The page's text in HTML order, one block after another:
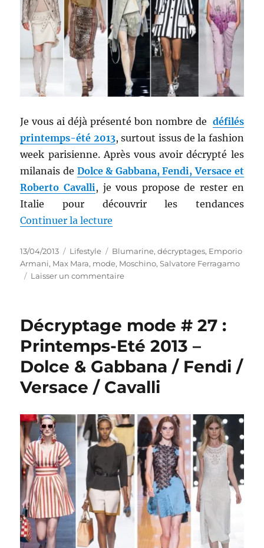
Je vous ai déjà présenté bon nombre de défilés
printemps-été 2013, surtout issus de la fashion
week parisienne. Après vous avoir décrypté les
milanais de Dolce & Gabbana, Fendi, Versace et
Roberto Cavalli , je vous propose de rester en
Italie pour découvrir les tendances
Continuer la lecture
Publié
le
13/04/2013 Catégories
Lifestyle Étiquettes
Blumarine,décryptages, Emporio
Armani, Max Mara, mode, Moschino,Salvatore Ferragamo
Laisser un commentairesur
28
Printemps-
Eté
2013
–
Mara
Emporio
Armani
Moschino
/
Blumarine
Décryptage mode # 27 :
Printemps-Eté 2013 –
Dolce & Gabbana / Fendi /
Versace / Cavalli